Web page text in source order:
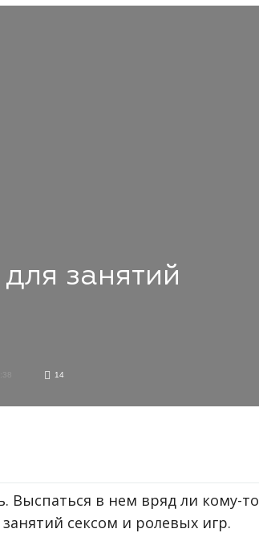
занятий
14
Выспаться в нем вряд ли кому-то
сексом и ролевых игр.